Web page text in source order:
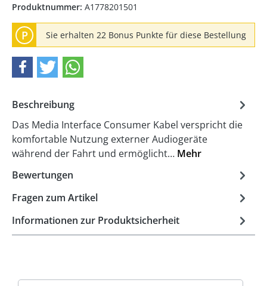
Produktnummer: A1778201501
P Sie erhalten 22 Bonus Punkte für diese Bestellung
Beschreibung
Das Media Interface Consumer Kabel verspricht die
komfortable Nutzung externer Audiogeräte
während der Fahrt und ermöglicht… Mehr
Bewertungen
Fragen zum Artikel
Informationen zur Produktsicherheit